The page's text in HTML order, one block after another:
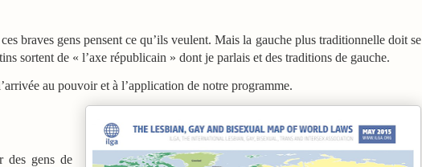
braves gens pensent ce qu’ils veulent. Mais la gauche plus traditionnelle doit se
sortent de « l’axe républicain » dont je parlais et des traditions de gauche.
au pouvoir et à l’application de notre programme.
des gens de